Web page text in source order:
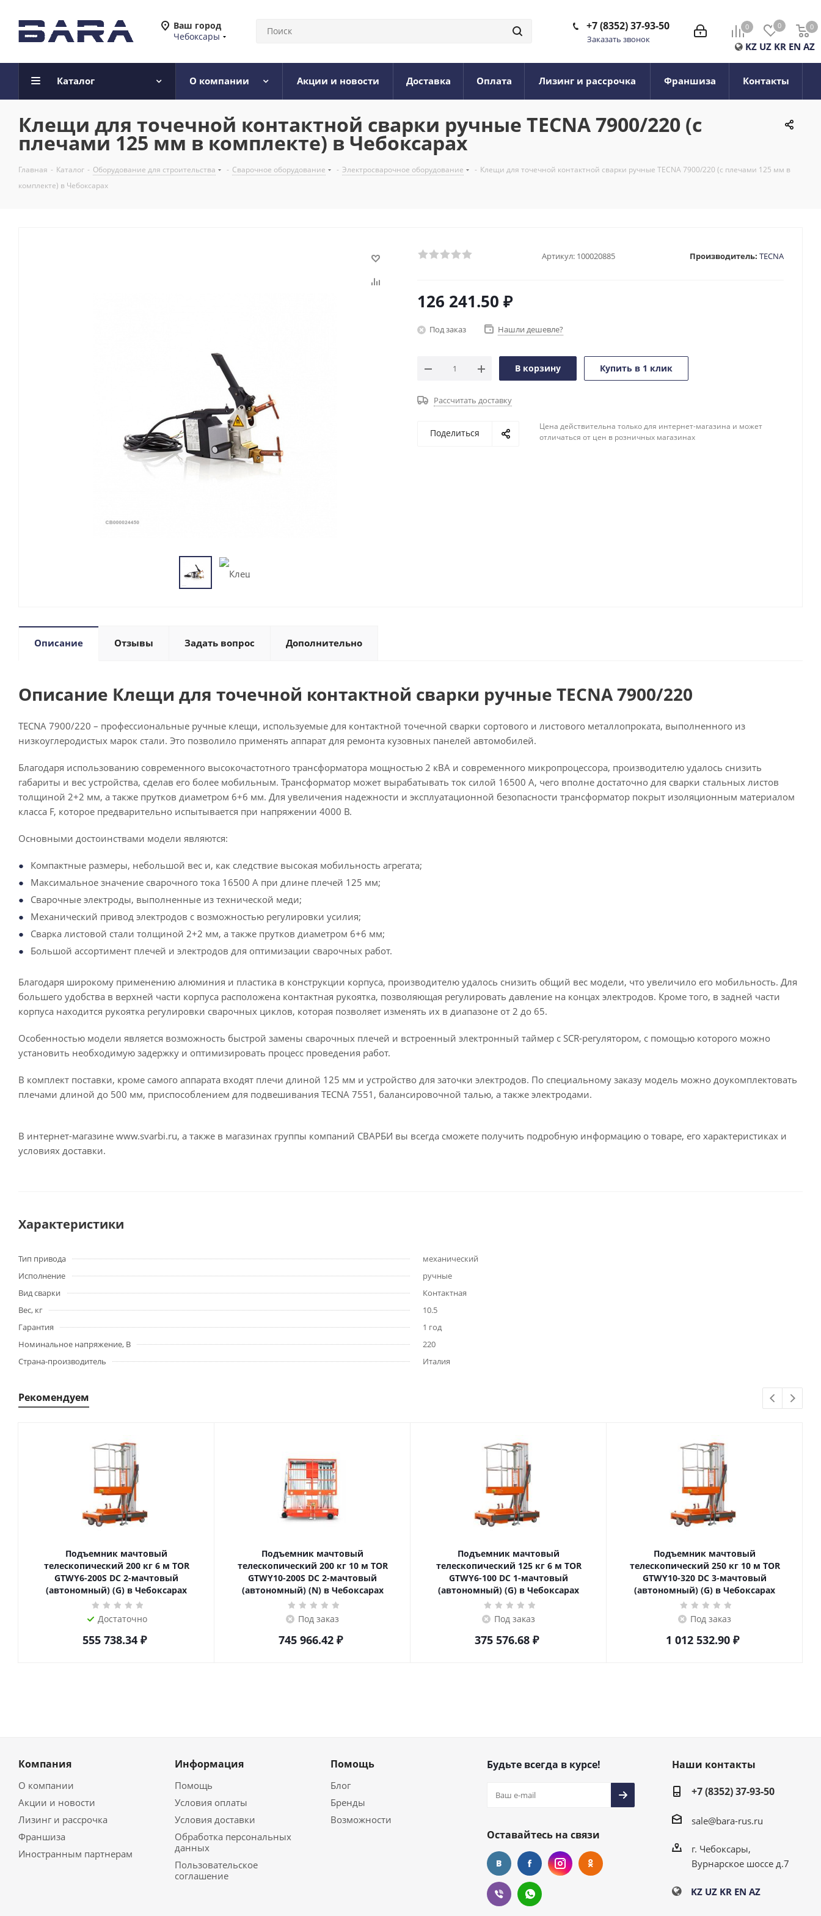
Ваш город
Чебоксары
0 0 0
0
KZ UZ KR EN AZ
+7 (8352) 37-93-50
Заказать звонок
Каталог О компании Акции и новости Доставка Оплата Лизинг и рассрочка Франшиза Контакты
Клещи для точечной контактной сварки ручные TECNA 7900/220 (с
плечами 125 мм в комплекте) в Чебоксарах
Главная - Каталог - Оборудование для строительства - Сварочное оборудование - Электросварочное оборудование - Клещи для точечной контактной сварки ручные TECNA 7900/220 (с плечами 125 мм в
комплекте) в Чебоксарах
Артикул: 100020885 Производитель: TECNA
126 241.50 ₽
Под заказ Нашли дешевле?
В корзину Купить в 1 клик
Рассчитать доставку
Поделиться
Цена действительна только для интернет-магазина и может
отличаться от цен в розничных магазинах
Описание Отзывы Задать вопрос Дополнительно
Описание Клещи для точечной контактной сварки ручные TECNA 7900/220
TECNA 7900/220 – профессиональные ручные клещи, используемые для контактной точечной сварки сортового и листового металлопроката, выполненного из
низкоуглеродистых марок стали. Это позволило применять аппарат для ремонта кузовных панелей автомобилей.
Благодаря использованию современного высокочастотного трансформатора мощностью 2 кВА и современного микропроцессора, производителю удалось снизить
габариты и вес устройства, сделав его более мобильным. Трансформатор может вырабатывать ток силой 16500 А, чего вполне достаточно для сварки стальных листов
толщиной 2+2 мм, а также прутков диаметром 6+6 мм. Для увеличения надежности и эксплуатационной безопасности трансформатор покрыт изоляционным материалом
класса F, которое предварительно испытывается при напряжении 4000 В.
Основными достоинствами модели являются:
Компактные размеры, небольшой вес и, как следствие высокая мобильность агрегата;
Максимальное значение сварочного тока 16500 А при длине плечей 125 мм;
Сварочные электроды, выполненные из технической меди;
Механический привод электродов с возможностью регулировки усилия;
Сварка листовой стали толщиной 2+2 мм, а также прутков диаметром 6+6 мм;
Большой ассортимент плечей и электродов для оптимизации сварочных работ.
Благодаря широкому применению алюминия и пластика в конструкции корпуса, производителю удалось снизить общий вес модели, что увеличило его мобильность. Для
большего удобства в верхней части корпуса расположена контактная рукоятка, позволяющая регулировать давление на концах электродов. Кроме того, в задней части
корпуса находится рукоятка регулировки сварочных циклов, которая позволяет изменять их в диапазоне от 2 до 65.
Особенностью модели является возможность быстрой замены сварочных плечей и встроенный электронный таймер с SCR-регулятором, с помощью которого можно
установить необходимую задержку и оптимизировать процесс проведения работ.
В комплект поставки, кроме самого аппарата входят плечи длиной 125 мм и устройство для заточки электродов. По специальному заказу модель можно доукомплектовать
плечами длиной до 500 мм, приспособлением для подвешивания TECNA 7551, балансировочной талью, а также электродами.
В интернет-магазине www.svarbi.ru, а также в магазинах группы компаний СВАРБИ вы всегда сможете получить подробную информацию о товаре, его характеристиках и
условиях доставки.
Характеристики
Тип привода
механический
Исполнение
ручные
Вид сварки
Контактная
Вес, кг
10.5
Гарантия
1 год
Номинальное напряжение, В
220
Страна-производитель
Италия
Рекомендуем
Подъемник мачтовый
телескопический 200 кг 6 м TOR
GTWY6-200S DC 2-мачтовый
(автономный) (G) в Чебоксарах
Достаточно
555 738.34₽
Подъемник мачтовый
телескопический 200 кг 10 м TOR
GTWY10-200S DC 2-мачтовый
(автономный) (N) в Чебоксарах
Под заказ
745 966.42₽
Подъемник мачтовый
телескопический 125 кг 6 м TOR
GTWY6-100 DC 1-мачтовый
(автономный) (G) в Чебоксарах
Под заказ
375 576.68₽
Подъемник мачтовый
телескопический 250 кг 10 м TOR
GTWY10-320 DC 3-мачтовый
(автономный) (G) в Чебоксарах
Под заказ
1 012 532.90 ₽
Компания
О компании
Акции и новости
Лизинг и рассрочка
Франшиза
Иностранным партнерам
Информация
Помощь
Условия оплаты
Условия доставки
Обработка персональных
данных
Пользовательское
соглашение
Помощь
Блог
Бренды
Возможности
Будьте всегда в курсе!
Оставайтесь на связи
Наши контакты
+7 (8352) 37-93-50
sale@bara-rus.ru
г. Чебоксары,
Вурнарское шоссе д.7
KZ UZ KR EN AZ